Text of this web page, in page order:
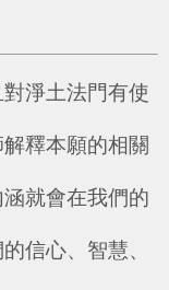
淨土法門有使
釋本願的相關
就會在我們的
信心、智慧、